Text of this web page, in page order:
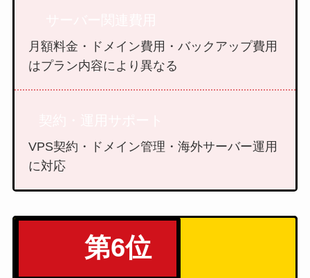
月額料金・ドメイン費用・バックアップ費用
はプラン内容により異なる
VPS契約・ドメイン管理・海外サーバー運用
に対応
第6位